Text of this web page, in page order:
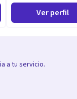
Ver perfil
a tu servicio.